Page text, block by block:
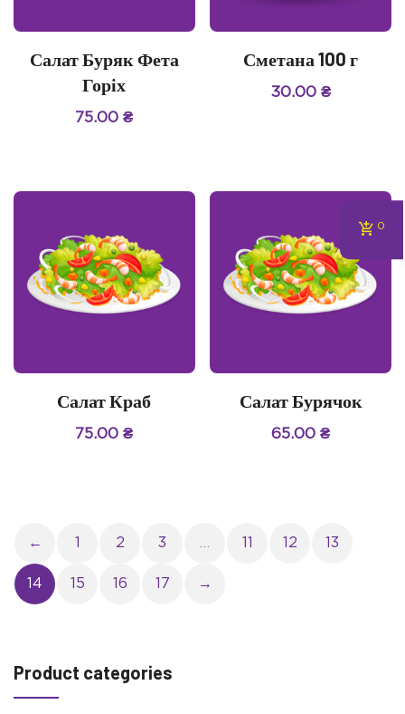
Салат Буряк Фета
Горіх
75.00₴
Сметана 100 г
30.00 ₴
Салат Краб
75.00₴
Салат Бурячок
65.00₴
← 2 3 12 13
14 15 16 17 →
Product categories
0